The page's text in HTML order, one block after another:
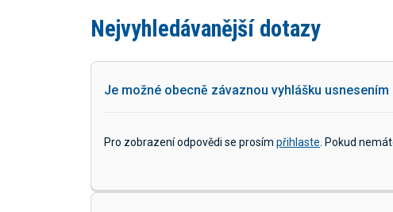
Nejvyhledávanější dotazy
Je možné obecně závaznou vyhlášku
Pro zobrazení odpovědi se prosím přihlaste . Pokud